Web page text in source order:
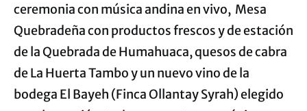
ceremonia con música andina en vivo, Mesa
Quebradeña con productos frescos y de estación
de la Quebrada de Humahuaca, quesos de cabra
de La Huerta Tambo y un nuevo vino de la
bodega El Bayeh (Finca Ollantay Syrah) elegido